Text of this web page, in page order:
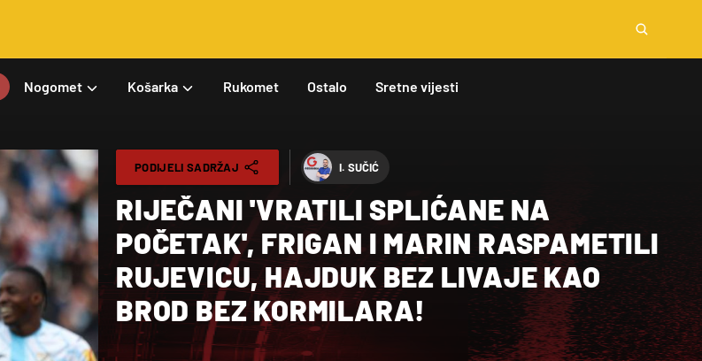
Nogomet Košarka Rukomet Ostalo Sretne vijesti
PODIJELI SADRŽAJ I. SUČIĆ
RIJEČANI 'VRATILI SPLIĆANE NA
POČETAK', FRIGAN I MARIN RASPAMETILI
RUJEVICU, HAJDUK BEZ LIVAJE KAO
BROD BEZ KORMILARA!